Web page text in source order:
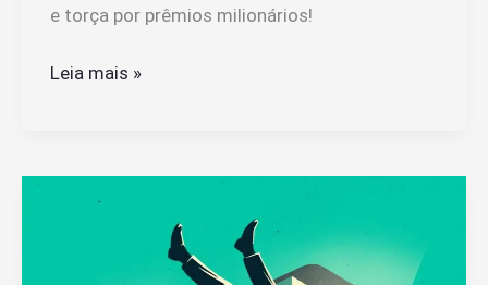
e torça por prêmios milionários!
Como
Leia mais »